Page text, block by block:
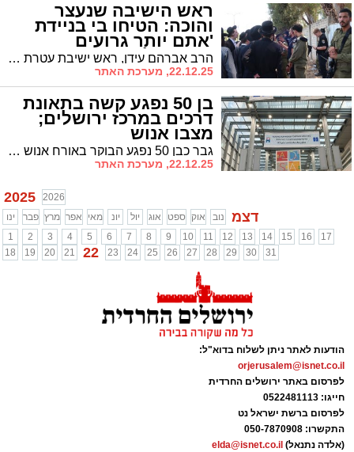
ראש הישיבה שנעצר
והוכה: הטיחו בי בניידת
'אתם יותר גרועים
מהמחבלים' הרב אברהם עידן, ראש ישיבת עטרת הלוי, חשף אמש בריאיון ל'קול חי' פרטים קשים על מעצרו והכאתו במהלך המהומות בירושלים ביום חמישי, למרות שלטענתו כלל לא השתתף בהפגנה. הרב עידן נמצא כעת במעצר בית, למרות שהיום בנו אמור להיכנס לברית
22.12.25, מערכת האתר
בן 50 נפגע קשה בתאונת
דרכים במרכז ירושלים;
מצבו אנוש
גבר כבן 50 נפגע הבוקר באורח אנוש מרכב חולף בשדרות חיים ברלב בירושלים ופונה לבית החולים הדסה הר הצופים כשמצבו קשה ביותר.
22.12.25, מערכת האתר
2025
2026
ינו
פבר מרץ אפר מאי יונ יול אוג ספט אוק נוב דצמ
1 2 3 4 5 6 7 8 9 10 11 12 13 14 15 16
17
18
19 20 21 22 23 24 25 26 27 28 29 30 31
הודעות לאתר ניתן לשלוח בדוא"ל:
orjerusalem@isnet.co.il
לפרסום באתר ירושלים החרדית
חייגו: 0522481113
לפרסום ברשת ישראל נט
התקשרו: 050-7870908
(אלדה נתנאל) elda@isnet.co.il